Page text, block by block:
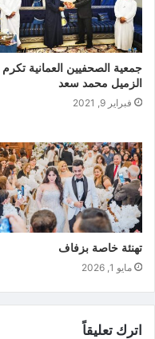
جمعية الصحفيين العمانية تكرم
الزميل محمد سعد
فبراير 9, 2021
تهنئة خاصة بزفاف
مايو 1, 2026
اترك تعليقاً